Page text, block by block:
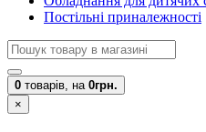
Постільні приналежності
0 товарів, на 0грн.
×